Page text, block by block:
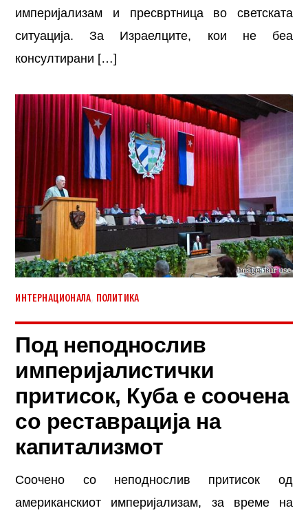
империјализам и пресвртница во светската
ситуација. За Израелците, кои не беа
консултирани […]
ИНТЕРНАЦИОНАЛА ПОЛИТИКА
Под неподнослив
империјалистички
притисок, Куба е соочена
со реставрација на
капитализмот
Соочено со неподнослив притисок од
американскиот империјализам, за време на